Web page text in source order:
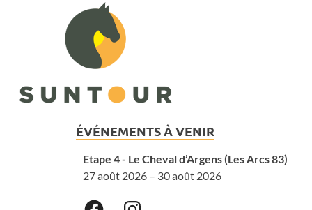
ÉVÉNEMENTS À VENIR
Etape 4 - Le Cheval d’Argens (Les Arcs 83)
27 août 2026 – 30 août 2026